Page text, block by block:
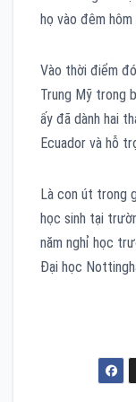
họ vào đêm
Vào thời điểm
Trung Mỹ trong
ấy đã dành hai
Ecuador và hỗ
Là con út trong
học sinh tại
năm nghỉ học
Đại học